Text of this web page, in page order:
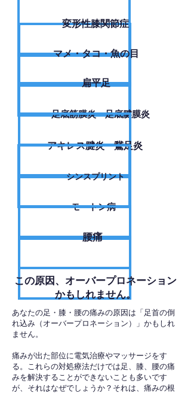
変形性膝関節症
​マメ・タコ・魚の目
扁平足
足底筋膜炎・足底腱膜炎
アキレス腱炎・鵞足炎
シンスプリント
モートン病
腰痛
​この原因、オーバープロネーション
かもしれません。
あなたの足・膝・腰の痛みの原因は「足首の倒
れ込み（オーバープロネーション）」かもしれ
ません。
痛みが出た部位に電気治療やマッサージをす
る。これらの対処療法だけでは足、膝、腰の痛
みを解決することができないことも多いです
が、それはなぜでしょうか？それは、痛みの根